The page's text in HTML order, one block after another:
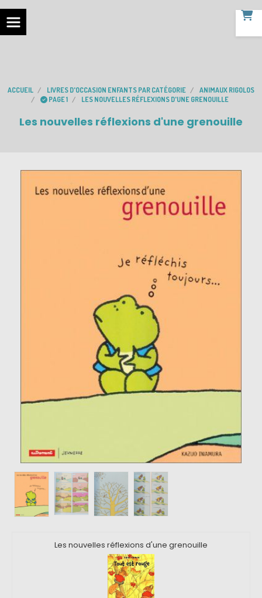
ACCUEIL LIVRES D'OCCASION ENFANTS PAR CATÉGORIE
ANIMAUX RIGOLOS
PAGE 1
LES NOUVELLES RÉFLEXIONS D'UNE GRENOUILLE
Les nouvelles réflexions d'une grenouille
Les nouvelles réflexions d'une grenouille